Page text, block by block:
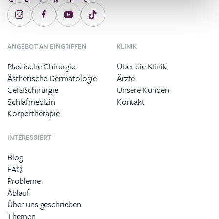
ANGEBOT AN EINGRIFFEN
Plastische Chirurgie
Ästhetische Dermatologie
Gefäßchirurgie
Schlafmedizin
Körpertherapie
KLINIK
Über die Klinik
Ärzte
Unsere Kunden
Kontakt
INTERESSIERT
Blog
FAQ
Probleme
Ablauf
Über uns geschrieben
Themen